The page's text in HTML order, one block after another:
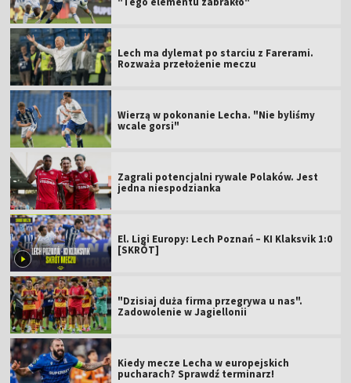
Lech ma dylemat po starciu z Farerami.
Rozważa przełożenie meczu
Wierzą w pokonanie Lecha. "Nie byliśmy
wcale gorsi"
Zagrali potencjalni rywale Polaków. Jest
jedna niespodzianka
El. Ligi Europy: Lech Poznań – KI Klaksvik 1:0
[SKRÓT]
"Dzisiaj duża firma przegrywa u nas".
Zadowolenie w Jagiellonii
Kiedy mecze Lecha w europejskich
pucharach? Sprawdź terminarz!